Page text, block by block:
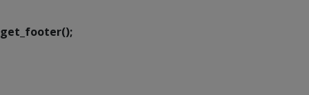
get_footer();